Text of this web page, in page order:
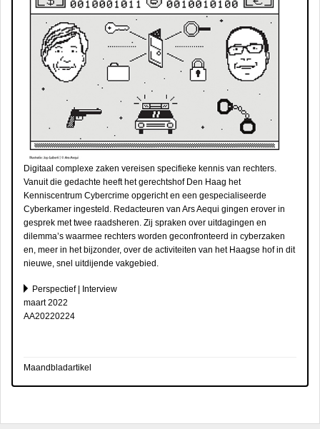
Digitaal complexe zaken vereisen specifieke kennis van rechters.
Vanuit die gedachte heeft het gerechtshof Den Haag het
Kenniscentrum Cybercrime opgericht en een gespecialiseerde
Cyberkamer ingesteld. Redacteuren van Ars Aequi gingen erover in
gesprek met twee raadsheren. Zij spraken over uitdagingen en
dilemma’s waarmee rechters worden geconfronteerd in cyberzaken
en, meer in het bijzonder, over de activiteiten van het Haagse hof in dit
nieuwe, snel uitdijende vakgebied.
Perspectief | Interview
maart 2022
AA20220224
Maandbladartikel